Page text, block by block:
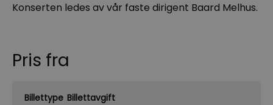
Konserten ledes av vår faste dirigent Baard Melhus.
Pris fra
Billettype Billettavgift